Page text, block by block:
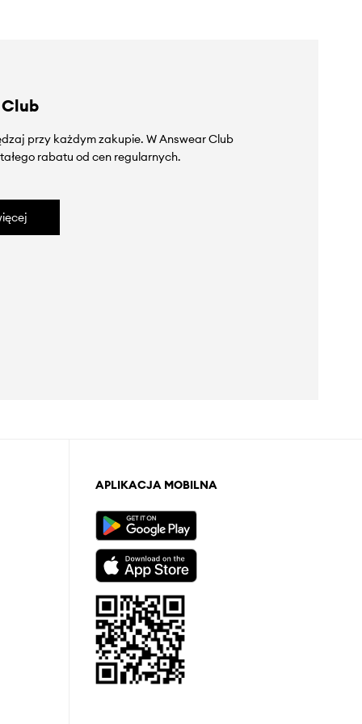
przy każdym zakupie. W Answear Club
rabatu od cen regularnych.
APLIKACJA MOBILNA